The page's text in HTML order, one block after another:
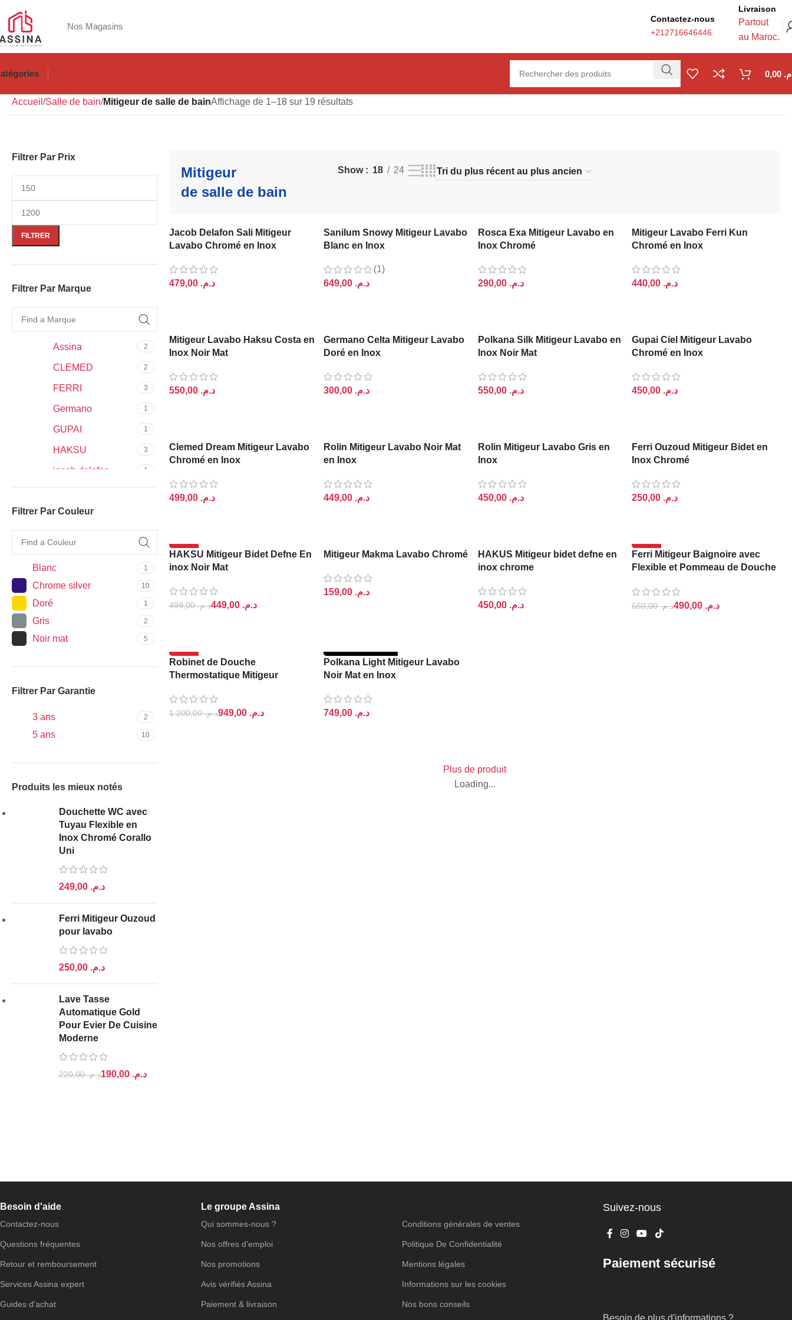
Nos Magasins
Contactez-nous
+212716646446
Livraison
Partout
au Maroc.
Accueil Salle de bain Mitigeur de salle de bainAffichage de 1–18 sur 19 résultats
Filtrer Par Prix
FILTRER
Filtrer Par Marque
Assina 2
CLEMED 2
FERRI 3
Germano 1
GUPAI 1
HAKSU 3
jacob delafon 1
Rolin
ROSCA 1
SANILUM 1
Filtrer Par Couleur
Blanc 1
Chrome silver 10
Doré 1
Gris 2
Noir mat 5
Filtrer Par Garantie
3 ans 2
5 ans 10
Produits les mieux notés
Douchette WC avec
Tuyau Flexible en
Inox Chromé Corallo
Uni
د.م.
Ferri Mitigeur Ouzoud
pour lavabo
د.م.
Lave Tasse
Automatique Gold
Pour Evier De Cuisine
Moderne
د.م.220,00 د.م.
Mitigeur
de salle de bain
Show 18 24
Jacob Delafon Sali Mitigeur
Lavabo Chromé en Inox
د.م.
Sanilum Snowy Mitigeur Lavabo
Blanc en Inox
(1)
د.م.
Rosca Exa Mitigeur Lavabo en
Inox Chromé
د.م.
Mitigeur Lavabo Ferri Kun
Chromé en Inox
د.م.
Mitigeur Lavabo Haksu Costa en
Inox Noir Mat
د.م.
Germano Celta Mitigeur Lavabo
Doré en Inox
د.م.
Polkana Silk Mitigeur Lavabo en
Inox Noir Mat
د.م.
Gupai Ciel Mitigeur Lavabo
Chromé en Inox
د.م.
Clemed Dream Mitigeur Lavabo
Chromé en Inox
د.م.
Rolin Mitigeur Lavabo Noir Mat
en Inox
د.م.
Rolin Mitigeur Lavabo Gris en
Inox
د.م.
Ferri Ouzoud Mitigeur Bidet en
Inox Chromé
د.م.
-10%
HAKSU Mitigeur Bidet Defne En
inox Noir Mat
د.م.499,00 د.م.
Mitigeur Makma Lavabo Chromé
د.م.
HAKUS Mitigeur bidet defne en
inox chrome
د.م.
-25%
Ferri Mitigeur Baignoire avec
Flexible et Pommeau de Douche
د.م.650,00 د.م.
-21%
Robinet de Douche
Thermostatique Mitigeur
د.م.1.200,00 د.م.
RUPTURE DE ST
OCK
Polkana Light Mitigeur Lavabo
Noir Mat en Inox
د.م.
Plus de produit
Loading...
Besoin d'aide
Contactez-nous
Questions fréquentes
Retour et remboursement
Services Assina expert
Guides d'achat
Le groupe Assina
Qui sommes-nous ?
Nos offres d'emploi
Nos promotions
Avis vérifiés Assina
Paiement & livraison
Conditions générales de ventes
Politique De Confidentialité
Mentions légales
Informations sur les cookies
Nos bons conseils
Suivez-nous
Paiement sécurisé